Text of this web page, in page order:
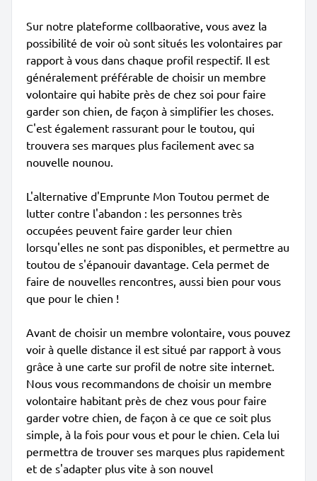
Sur notre plateforme collbaorative, vous avez la
possibilité de voir où sont situés les volontaires par
rapport à vous dans chaque profil respectif. Il est
généralement préférable de choisir un membre
volontaire qui habite près de chez soi pour faire
garder son chien, de façon à simplifier les choses.
C'est également rassurant pour le toutou, qui
trouvera ses marques plus facilement avec sa
nouvelle nounou.
L'alternative d'Emprunte Mon Toutou permet de
lutter contre l'abandon : les personnes très
occupées peuvent faire garder leur chien
lorsqu'elles ne sont pas disponibles, et permettre au
toutou de s'épanouir davantage. Cela permet de
faire de nouvelles rencontres, aussi bien pour vous
que pour le chien !
Avant de choisir un membre volontaire, vous pouvez
voir à quelle distance il est situé par rapport à vous
grâce à une carte sur profil de notre site internet.
Nous vous recommandons de choisir un membre
volontaire habitant près de chez vous pour faire
garder votre chien, de façon à ce que ce soit plus
simple, à la fois pour vous et pour le chien. Cela lui
permettra de trouver ses marques plus rapidement
et de s'adapter plus vite à son nouvel